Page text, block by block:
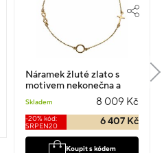
Náramek žluté zlato s
motivem nekonečna a
Skladem 8 009 Kč
-20% kód:
SRPEN20
6 407 Kč
Koupit s kódem